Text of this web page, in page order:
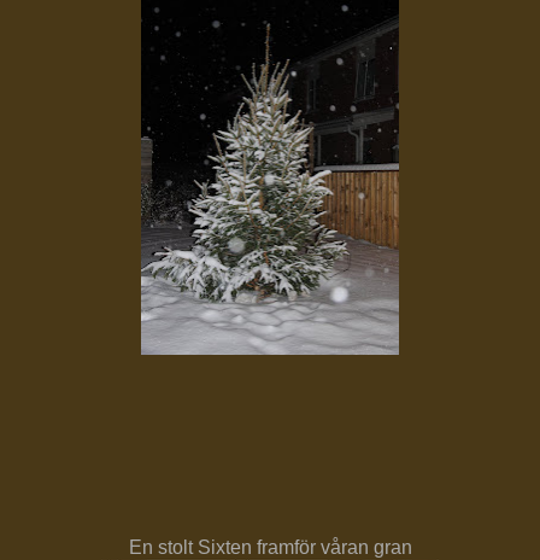
En stolt Sixten framför våran gran